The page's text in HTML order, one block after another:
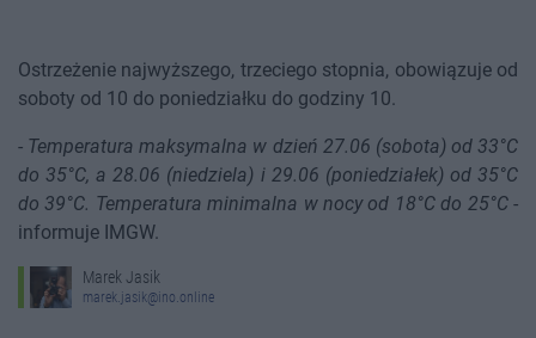
Ostrzeżenie najwyższego, trzeciego stopnia, obowiązuje od
soboty od 10 do poniedziałku do godziny 10.
- Temperatura maksymalna w dzień 27.06 (sobota) od 33°C
do 35°C, a 28.06 (niedziela) i 29.06 (poniedziałek) od 35°C
do 39°C. Temperatura minimalna w nocy od 18°C do 25°C-
informuje IMGW.
Marek Jasik
marek.jasik@ino.online